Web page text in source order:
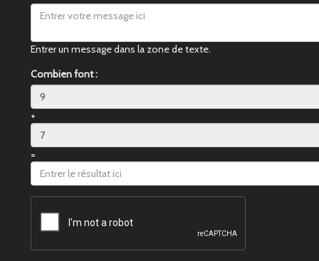
Entrer un message dans la zone de texte.
Combien font :
+
=